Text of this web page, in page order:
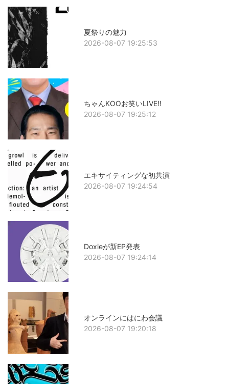
夏祭りの魅力
2026-08-07 19:25:53
ちゃんKOOお笑いLIVE!!
2026-08-07 19:25:12
エキサイティングな初共演
2026-08-07 19:24:54
Doxieが新EP発表
2026-08-07 19:24:14
オンラインにはにわ会議
2026-08-07 19:20:18